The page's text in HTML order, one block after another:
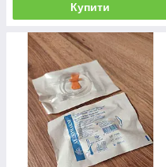
Купити